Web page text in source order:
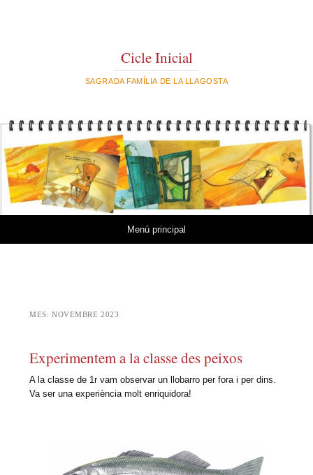
Cicle Inicial
SAGRADA FAMÍLIA DE LA LLAGOSTA
Menú principal
MES:NOVEMBRE 2023
Experimentem a la classe des peixos
A la classe de 1r vam observar un llobarro per fora i per dins.
Va ser una experiència molt enriquidora!